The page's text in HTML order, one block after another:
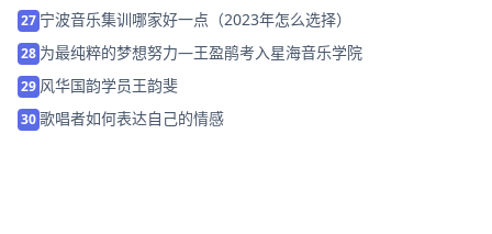
27 宁波音乐集训哪家好一点（2023年怎么选择）
28 为最纯粹的梦想努力—王盈鹃考入星海音乐学院
29 风华国韵学员王韵斐
30歌唱者如何表达自己的情感